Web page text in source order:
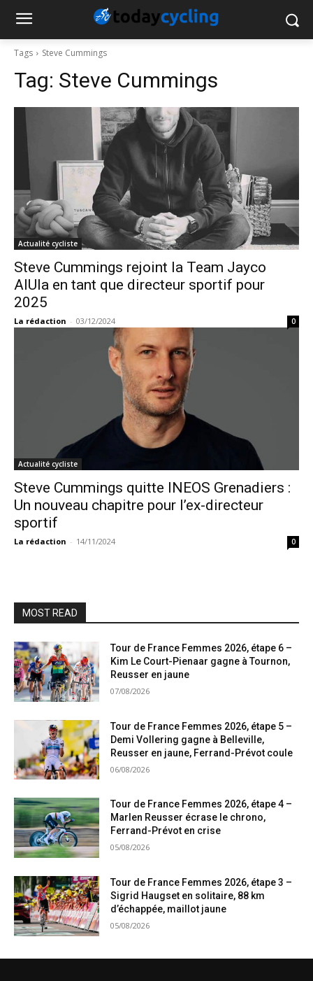
Tags Steve Cummings
Tag: Steve Cummings
Actualité cycliste
Steve Cummings rejoint la Team Jayco
AlUla en tant que directeur sportif pour
2025
La rédaction - 03/12/2024 0
Actualité cycliste
Steve Cummings quitte INEOS Grenadiers :
Un nouveau chapitre pour l’ex-directeur
sportif
La rédaction - 14/11/2024 0
MOST READ
Tour de France Femmes 2026, étape 6 –
Kim Le Court-Pienaar gagne à Tournon,
Reusser en jaune
07/08/2026
Tour de France Femmes 2026, étape 5 –
Demi Vollering gagne à Belleville,
Reusser en jaune, Ferrand-Prévot coule
06/08/2026
Tour de France Femmes 2026, étape 4 –
Marlen Reusser écrase le chrono,
Ferrand-Prévot en crise
05/08/2026
Tour de France Femmes 2026, étape 3 –
Sigrid Haugset en solitaire, 88 km
d’échappée, maillot jaune
05/08/2026